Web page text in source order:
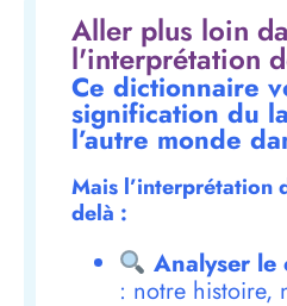
Aller plus loin
l'interprétation
Ce dictionnaire
signification du
l’autre monde
Mais l’interprétation
delà :
Analyser le
: notre histoire,